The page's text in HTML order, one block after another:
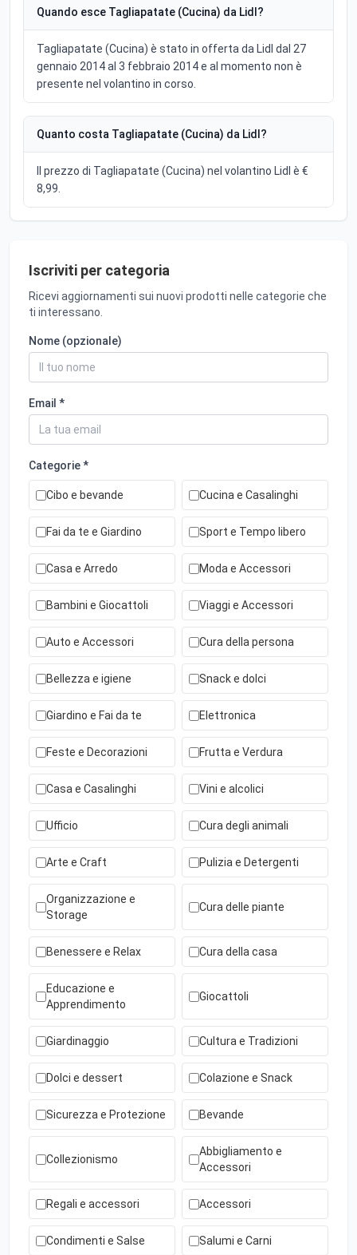
Quando esce Tagliapatate (Cucina) da Lidl?
Tagliapatate (Cucina) è stato in offerta da Lidl dal 27
gennaio 2014 al 3 febbraio 2014 e al momento non è
presente nel volantino in corso.
Quanto costa Tagliapatate (Cucina) da Lidl?
Il prezzo di Tagliapatate (Cucina) nel volantino Lidl è €
8,99.
Iscriviti per categoria
Ricevi aggiornamenti sui nuovi prodotti nelle categorie che
ti interessano.
Nome (opzionale)
Email *
Categorie *
Cibo e bevande Cucina e Casalinghi
Fai da te e Giardino Sport e Tempo libero
Casa e Arredo Moda e Accessori
Bambini e Giocattoli Viaggi e Accessori
Auto e Accessori Cura della persona
Bellezza e igiene Snack e dolci
Giardino e Fai da te Elettronica
Feste e Decorazioni Frutta e Verdura
Casa e Casalinghi Vini e alcolici
Ufficio Cura degli animali
Arte e Craft Pulizia e Detergenti
Organizzazione e
Storage
Cura delle piante
Benessere e Relax Cura della casa
Educazione e
Apprendimento
Giocattoli
Giardinaggio Cultura e Tradizioni
Dolci e dessert Colazione e Snack
Sicurezza e Protezione Bevande
Collezionismo
Abbigliamento e
Accessori
Regali e accessori Accessori
Condimenti e Salse Salumi e Carni